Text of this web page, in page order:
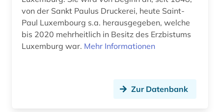
von der Sankt Paulus Druckerei, heute Saint-
Paul Luxembourg s.a. herausgegeben, welche
bis 2020 mehrheitlich in Besitz des Erzbistums
Luxemburg war. Mehr Informationen
Zur Datenbank